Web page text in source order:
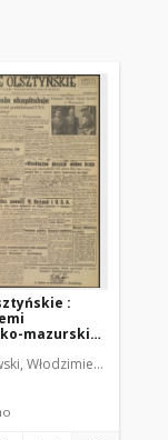
:
mazurskiej,
Włodzimierz (1902-